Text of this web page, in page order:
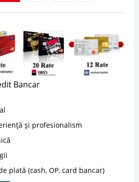
Bancar
și profesionalism
plată (cash, OP, card bancar)